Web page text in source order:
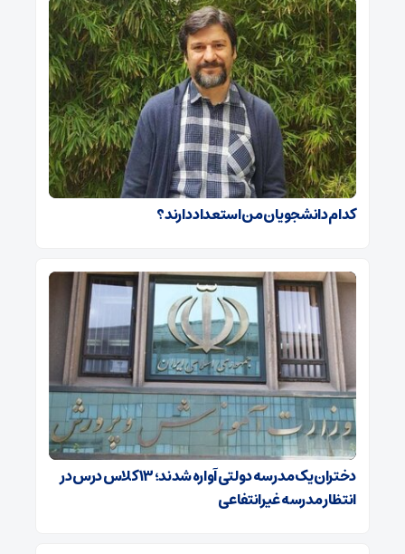
کدام دانشجویان من استعداد دارند؟
دختران یک مدرسه دولتی آواره شدند؛ ۱۳ کلاس درس در
انتظار مدرسه غیرانتفاعی